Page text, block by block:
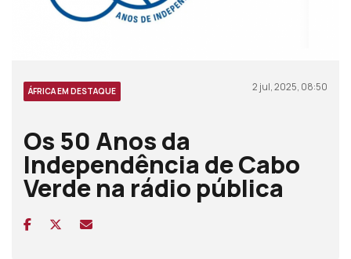
ÁFRICA EM DESTAQUE 2 jul, 2025, 08:50
Os 50 Anos da
Independência de Cabo
Verde na rádio pública